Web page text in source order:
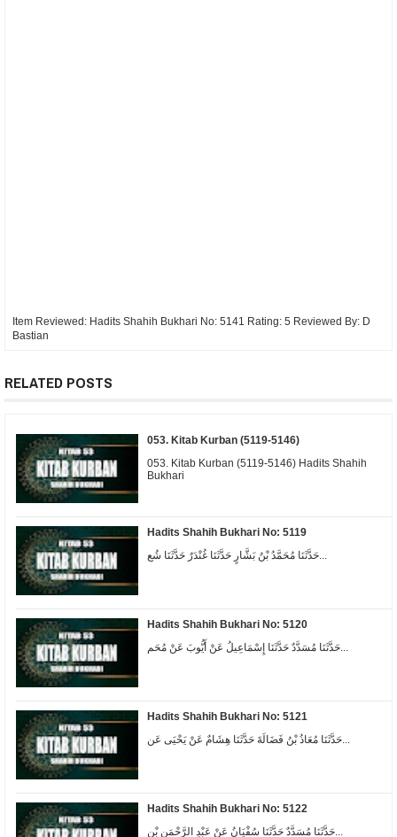
Item Reviewed: Hadits Shahih Bukhari No: 5141 Rating: 5 Reviewed By: D
Bastian
RELATED POSTS
053. Kitab Kurban (5119-5146)
053. Kitab Kurban (5119-5146) Hadits Shahih
Bukhari
Hadits Shahih Bukhari No: 5119
حَدَّثَنَا مُحَمَّدُ بْنُ بَشَّارٍ حَدَّثَنَا غُنْدَرٌ حَدَّثَنَا شُع...
Hadits Shahih Bukhari No: 5120
حَدَّثَنَا مُسَدَّدٌ حَدَّثَنَا إِسْمَاعِيلُ عَنْ أَيُّوبَ عَنْ مُحَم...
Hadits Shahih Bukhari No: 5121
Hadits Shahih Bukhari No: 5122